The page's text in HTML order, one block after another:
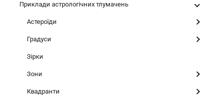
Приклади астрологічних тлумачень
Астероїди
Градуси
Зірки
Зони
Квадранти